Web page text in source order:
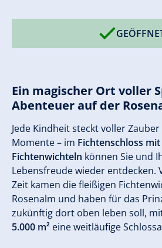
Ein magischer Ort voller
Abenteuer auf der
Jede Kindheit steckt voller
Momente – im Fichtenschloss
Fichtenwichteln können Sie und
Lebensfreude wieder entdecken.
Zeit kamen die fleißigen
Rosenalm und haben für das
zukünftig dort oben leben soll,
5.000 m² eine weitläufige